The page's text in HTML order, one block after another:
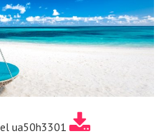
ua50h3301